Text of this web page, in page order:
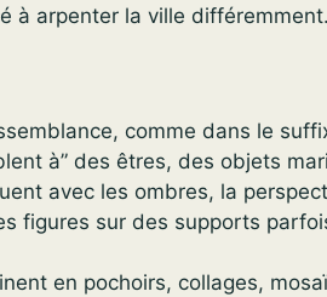
à arpenter la ville différemment.
comme dans le
à” des êtres, des objets
avec les ombres, la
figures sur des supports
en pochoirs, collages,